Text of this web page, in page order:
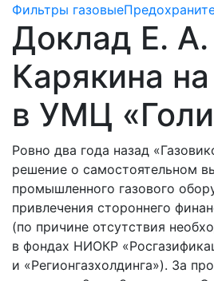
Фильтры газовые
Доклад Е. А.
Карякина
в УМЦ
Ровно два года назад
решение о самостоятельном
промышленного газового
привлечения стороннего
(по причине отсутствия
в фондах НИОКР
и «Регионгазхолдинга»). За